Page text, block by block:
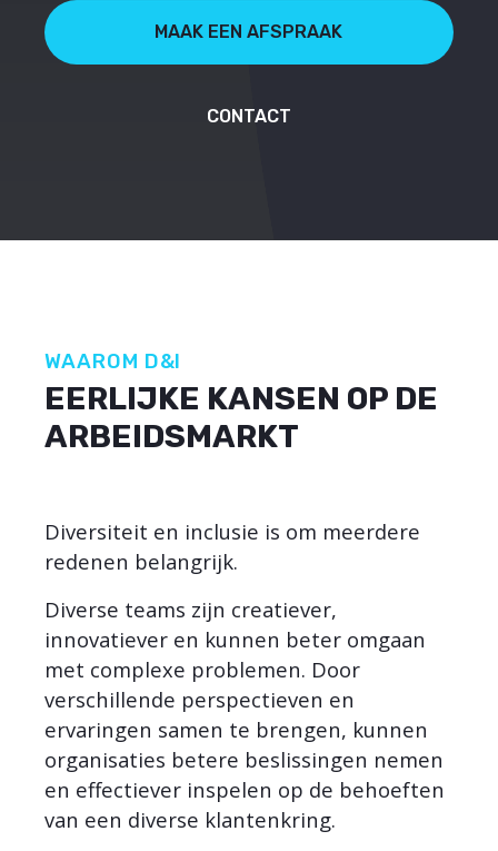
MAAK EEN AFSPRAAK
CONTACT
WAAROM D&I
EERLIJKE KANSEN OP DE
ARBEIDSMARKT
Diversiteit en inclusie is om meerdere
redenen belangrijk.
Diverse teams zijn creatiever,
innovatiever en kunnen beter omgaan
met complexe problemen. Door
verschillende perspectieven en
ervaringen samen te brengen, kunnen
organisaties betere beslissingen nemen
en effectiever inspelen op de behoeften
van een diverse klantenkring.